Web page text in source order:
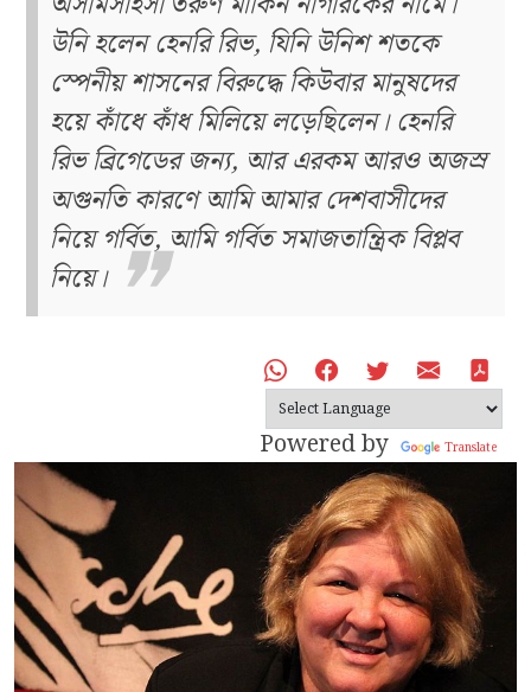
উনি হলেন হেনরি রিভ, যিনি উনিশ শতকে
স্পেনীয় শাসনের বিরুদ্ধে কিউবার মানুষদের
হয়ে কাঁধে কাঁধ মিলিয়ে লড়েছিলেন। হেনরি
রিভ ব্রিগেডের জন্য, আর এরকম আরও অজস্র
অগুনতি কারণে আমি আমার দেশবাসীদের
নিয়ে গর্বিত, আমি গর্বিত সমাজতান্ত্রিক বিপ্লব
নিয়ে।
Powered by Translate